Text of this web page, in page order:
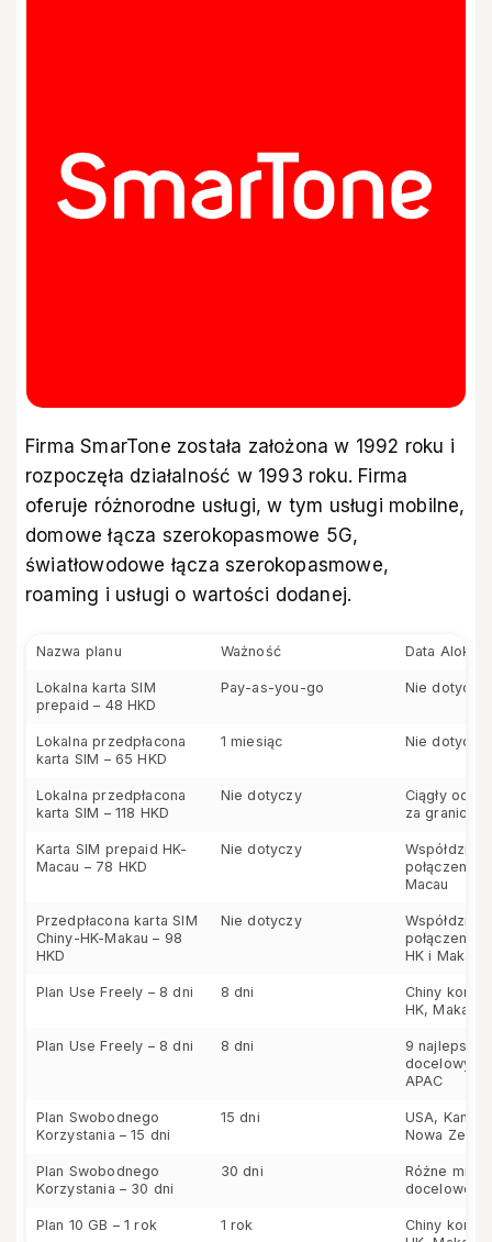
Firma SmarTone została założona w 1992 roku i
rozpoczęła działalność w 1993 roku. Firma
oferuje różnorodne usługi, w tym usługi mobilne,
domowe łącza szerokopasmowe 5G,
światłowodowe łącza szerokopasmowe,
roaming i usługi o wartości dodanej.
Nazwa planu Ważność Data
Lokalna karta SIM
prepaid – 48 HKD
Pay-as-you-go Nie dotyczy
Lokalna przedpłacona
karta SIM – 65 HKD
1 miesiąc Nie dotyczy
Lokalna przedpłacona
karta SIM – 118 HKD
Nie dotyczy
Ciągły
za granicą
Karta SIM prepaid HK-
Macau – 78 HKD
Nie dotyczy
połączenia
Macau
Przedpłacona karta SIM
Chiny-HK-Makau – 98
HKD
Nie dotyczy
połączenia
HK i Makau
Plan Use Freely – 8 dni 8 dni
Chiny
HK, Makau
Plan Use Freely – 8 dni 8 dni
9
docelowych
APAC
Plan Swobodnego
Korzystania – 15 dni
15 dni
USA,
Nowa
Plan Swobodnego
Korzystania – 30 dni
30 dni
Różne
docelowe w
Plan 10 GB – 1 rok 1 rok
Chiny